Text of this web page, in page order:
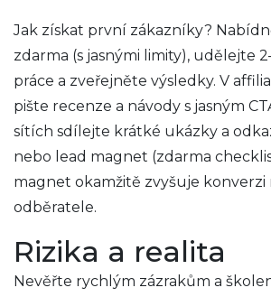
Jak získat první zákazníky?
zdarma (s jasnými limity), udělejte
práce a zveřejněte výsledky. V
pište recenze a návody s jasným
sítích sdílejte krátké ukázky a
nebo lead magnet (zdarma
magnet okamžitě zvyšuje
odběratele.
Rizika a realita
Nevěřte rychlým zázrakům a